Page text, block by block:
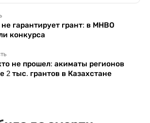
гарантирует грант: в МНВО
конкурса
не прошел: акиматы регионов
2 тыс. грантов в Казахстане